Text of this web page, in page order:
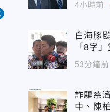
4小時前
白海豚
「8字
53分鐘前
詐騙慈
中、陳